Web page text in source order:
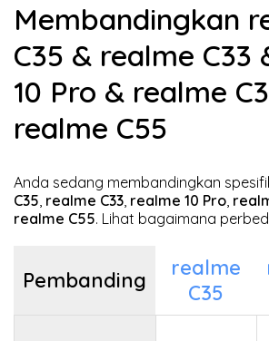
Membandingkan
C35 & realme C33
10 Pro & realme
realme C55
Anda sedang membandingkan
C35, realme C33, realme 10 Pro,
realme C55. Lihat bagaimana
Pembanding
realme
C35